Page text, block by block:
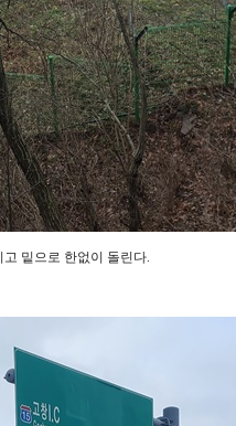
밑으로 한없이 돌린다.